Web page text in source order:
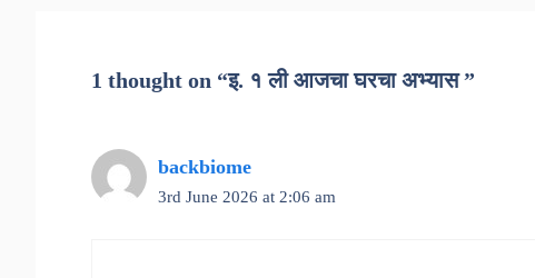
1 thought on “इ. १ ली आजचा घरचा अभ्यास ”
backbiome
3rd June 2026 at 2:06 am